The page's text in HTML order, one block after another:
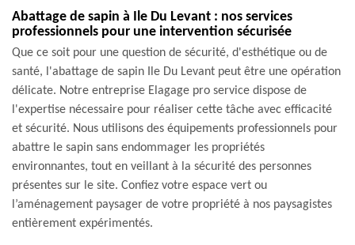
Abattage de sapin à Ile Du Levant : nos services
professionnels pour une intervention sécurisée
Que ce soit pour une question de sécurité, d'esthétique ou de
santé, l'abattage de sapin Ile Du Levant peut être une opération
délicate. Notre entreprise Elagage pro service dispose de
l'expertise nécessaire pour réaliser cette tâche avec efficacité
et sécurité. Nous utilisons des équipements professionnels pour
abattre le sapin sans endommager les propriétés
environnantes, tout en veillant à la sécurité des personnes
présentes sur le site. Confiez votre espace vert ou
l’aménagement paysager de votre propriété à nos paysagistes
entièrement expérimentés.